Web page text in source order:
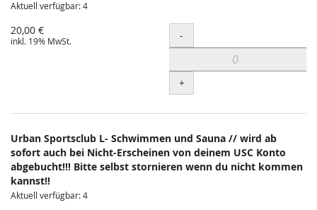
Aktuell verfügbar: 4
20,00 €
inkl. 19% MwSt. Menge
-
+
Urban Sportsclub L- Schwimmen und Sauna // wird ab
sofort auch bei Nicht-Erscheinen von deinem USC Konto
abgebucht!!! Bitte selbst stornieren wenn du nicht kommen
kannst!!
Aktuell verfügbar: 4